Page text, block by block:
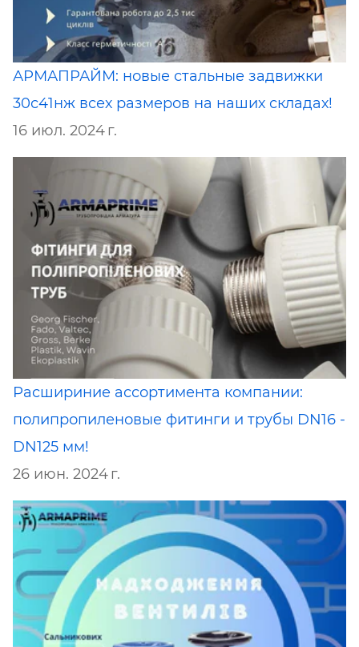
АРМАПРАЙМ: новые стальные задвижки
30с41нж всех размеров на наших складах!
16 июл. 2024 г.
Расшириние ассортимента компании:
полипропиленовые фитинги и трубы DN16 -
DN125 мм!
26 июн. 2024 г.